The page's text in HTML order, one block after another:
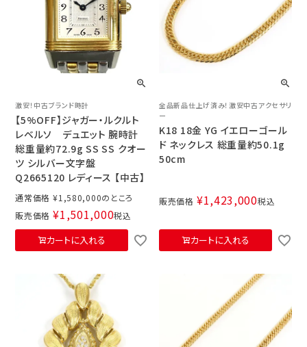
激安！中古ブランド時計
【5%OFF】ジャガー・ルクルト
レベルソ デュエット 腕時計
総重量約72.9g SS SS クオー
ツ シルバー文字盤
Q2665120 レディース 【中古】
通常価格 ¥1,580,000
販売価格 ¥1,501,000税込
カートに入れる
全品新品仕上げ済み！激安中古アクセサリ
ー
K18 18金 YG イエローゴール
ド ネックレス 総重量約50.1g
50cm
販売価格 ¥1,423,000税込
カートに入れる